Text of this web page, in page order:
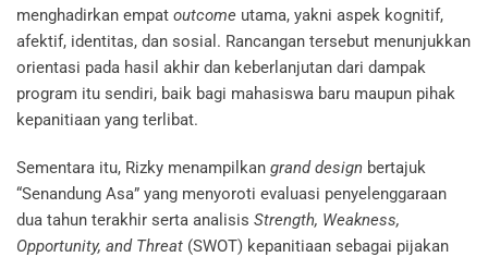
menghadirkan empat outcome utama, yakni aspek kognitif,
afektif, identitas, dan sosial. Rancangan tersebut menunjukkan
orientasi pada hasil akhir dan keberlanjutan dari dampak
program itu sendiri, baik bagi mahasiswa baru maupun pihak
kepanitiaan yang terlibat.
Sementara itu, Rizky menampilkan grand design bertajuk
“Senandung Asa” yang menyoroti evaluasi penyelenggaraan
dua tahun terakhir serta analisis Strength, Weakness,
Opportunity, and Threat (SWOT) kepanitiaan sebagai pijakan